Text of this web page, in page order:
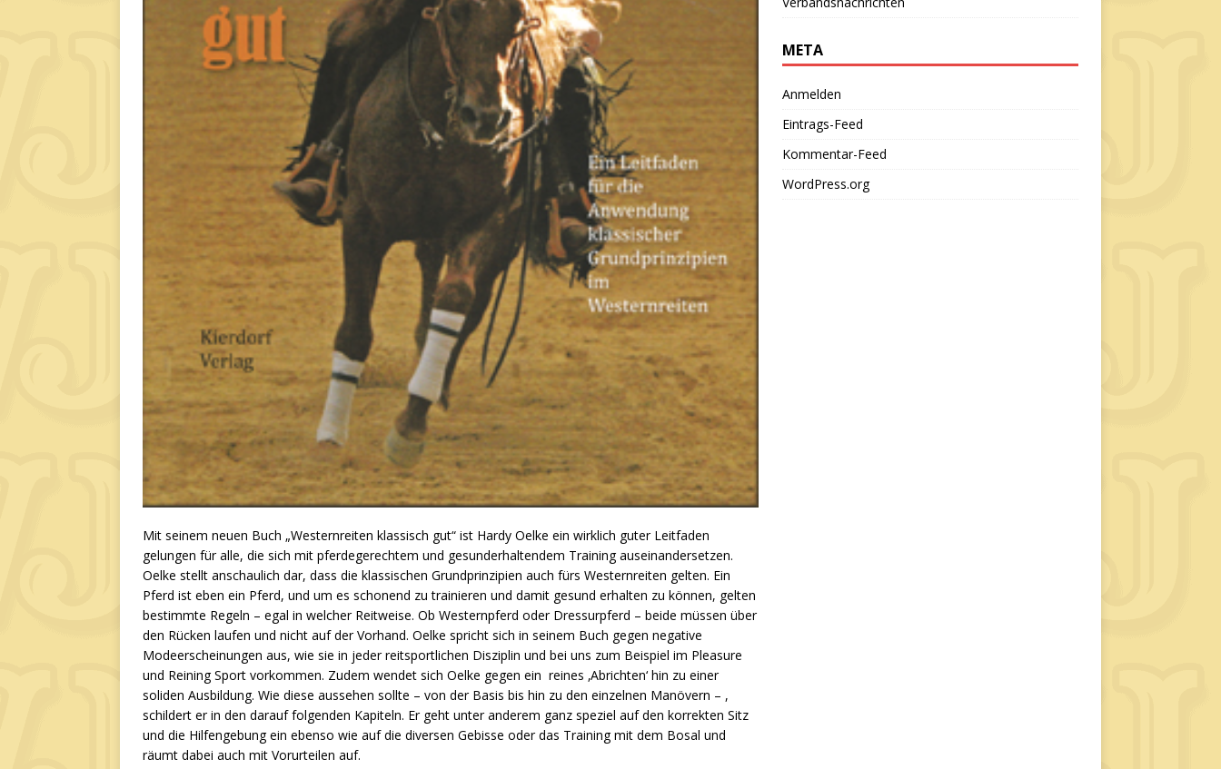
Mit seinem neuen Buch „Westernreiten klassisch gut“ ist Hardy Oelke ein wirklich guter Leitfaden
gelungen für alle, die sich mit pferdegerechtem und gesunderhaltendem Training auseinandersetzen.
Oelke stellt anschaulich dar, dass die klassischen Grundprinzipien auch fürs Westernreiten gelten. Ein
Pferd ist eben ein Pferd, und um es schonend zu trainieren und damit gesund erhalten zu können, gelten
bestimmte Regeln – egal in welcher Reitweise. Ob Westernpferd oder Dressurpferd – beide müssen über
den Rücken laufen und nicht auf der Vorhand. Oelke spricht sich in seinem Buch gegen negative
Modeerscheinungen aus, wie sie in jeder reitsportlichen Disziplin und bei uns zum Beispiel im Pleasure
und Reining Sport vorkommen. Zudem wendet sich Oelke gegen ein reines ‚Abrichten‘ hin zu einer
soliden Ausbildung. Wie diese aussehen sollte – von der Basis bis hin zu den einzelnen Manövern – ,
schildert er in den darauf folgenden Kapiteln. Er geht unter anderem ganz speziel auf den korrekten Sitz
und die Hilfengebung ein ebenso wie auf die diversen Gebisse oder das Training mit dem Bosal und
räumt dabei auch mit Vorurteilen auf.
META
Anmelden
Eintrags-Feed
Kommentar-Feed
WordPress.org